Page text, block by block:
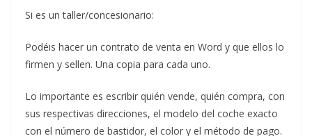
Si es un taller/concesionario:
Podéis hacer un contrato de venta en Word y que ellos lo
firmen y sellen. Una copia para cada uno.
Lo importante es escribir quién vende, quién compra, con
sus respectivas direcciones, el modelo del coche exacto
con el número de bastidor, el color y el método de pago.